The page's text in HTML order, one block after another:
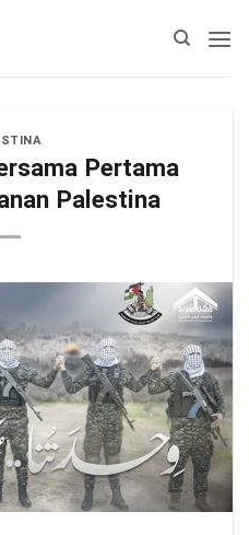
Pertama
Palestina